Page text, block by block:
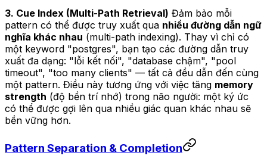
3. Cue Index (Multi-Path Retrieval) Đảm bảo mỗi
pattern có thể được truy xuất qua nhiều đường dẫn ngữ
nghĩa khác nhau (multi-path indexing). Thay vì chỉ có
một keyword "postgres", bạn tạo các đường dẫn truy
xuất đa dạng: "lỗi kết nối", "database chậm", "pool
timeout", "too many clients" — tất cả đều dẫn đến cùng
một pattern. Điều này tương ứng với việc tăng memory
strength (độ bền trí nhớ) trong não người: một ký ức
có thể được gợi lên qua nhiều giác quan khác nhau sẽ
bền vững hơn.
Pattern Separation & Completion